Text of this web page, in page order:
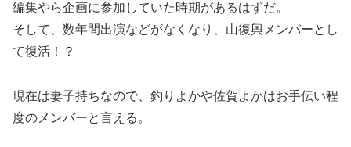
編集やら企画に参加していた時期があるはずだ。
そして、数年間出演などがなくなり、山復興メンバーとし
て復活！？
現在は妻子持ちなので、釣りよかや佐賀よかはお手伝い程
度のメンバーと言える。